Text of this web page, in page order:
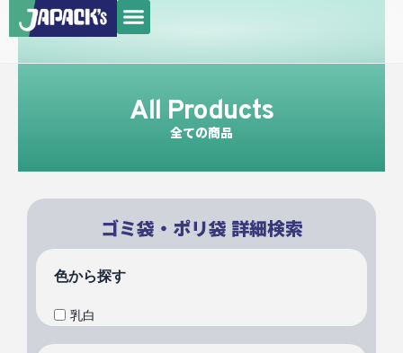
容
メ
ニ
ュ
All Products
全ての商品
ゴミ袋・ポリ袋 詳細検索
色から探す
乳白